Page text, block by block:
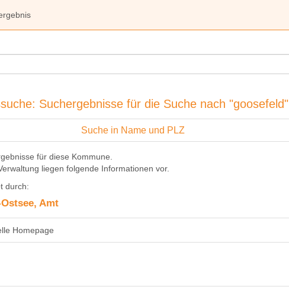
Suchergebnisse für die Suche nach "goosefeld"
Suche in Name und PLZ
für diese Kommune.
liegen folgende Informationen vor.
durch:
Amt
Homepage